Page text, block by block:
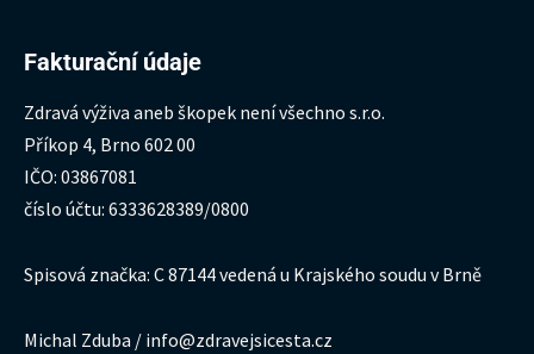
Fakturační údaje
Zdravá výživa aneb škopek není všechno s.r.o.
Příkop 4, Brno 602 00
IČO: 03867081
číslo účtu: 6333628389/0800
Spisová značka: C 87144 vedená u Krajského soudu v Brně
Michal Zduba / info@zdravejsicesta.cz